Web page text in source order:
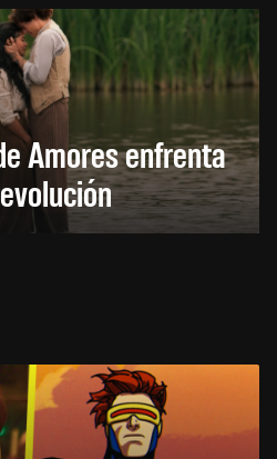
Amores enfrenta